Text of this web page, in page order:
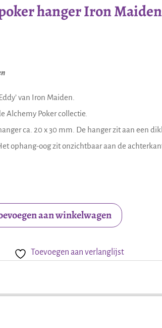
hanger Iron Maiden
van Iron Maiden.
Alchemy Poker collectie.
ca. 20 x 30 mm. De hanger zit aan een
ophang-oog zit onzichtbaar aan de
aan winkelwagen
Toevoegen aan verlanglijst